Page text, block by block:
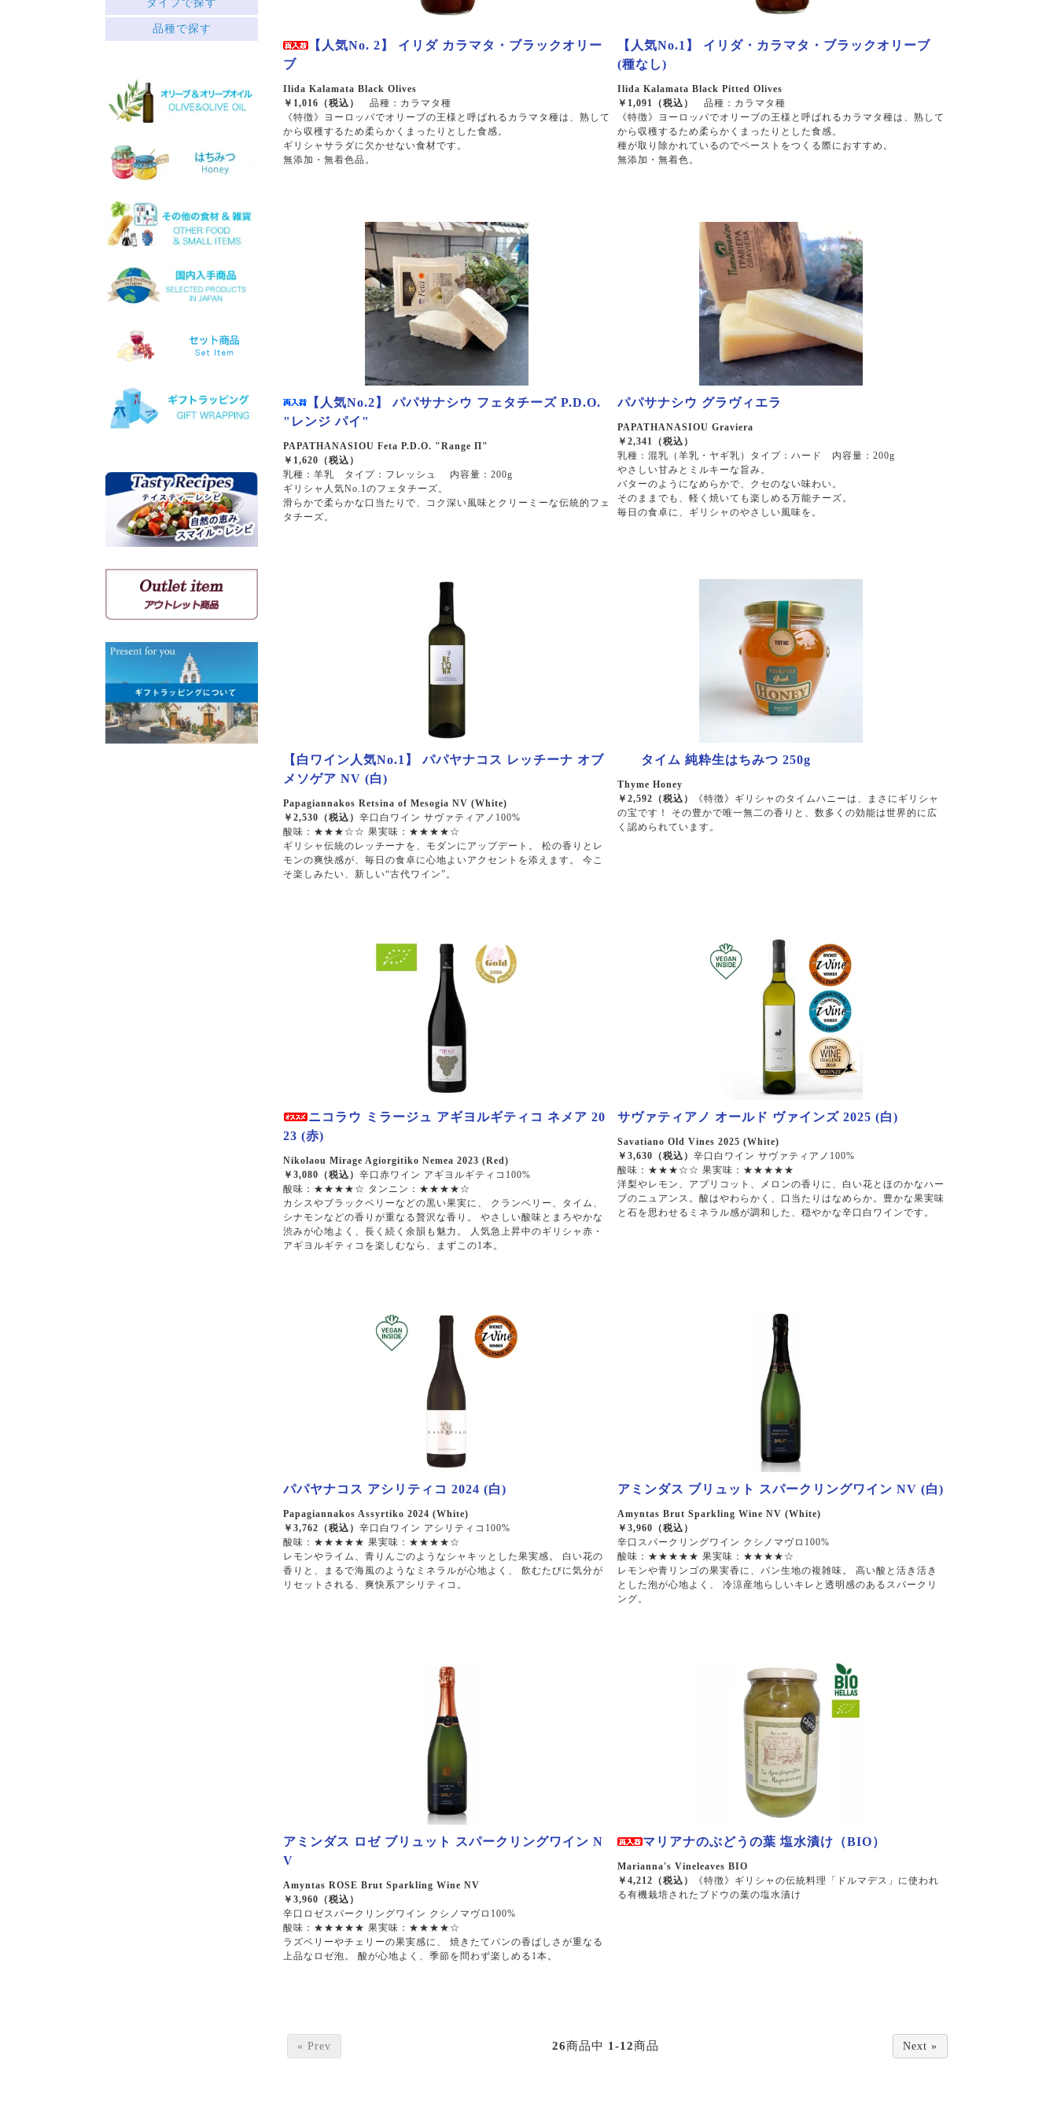
【人気No. 2】 イリダ カラマタ・ブラックオリー
ブ
Ilida Kalamata Black Olives
￥1,016（税込）
品種：カラマタ種
《特徴》ヨーロッパでオリーブの王様と呼ばれるカラマタ種は、熟して
から収穫するため柔らかくまったりとした食感。
ギリシャサラダに欠かせない食材です。
無添加・無着色品。
【人気No.1】 イリダ・カラマタ・ブラックオリーブ
(種なし)
Ilida Kalamata Black Pitted Olives
￥1,091（税込）
品種：カラマタ種
《特徴》ヨーロッパでオリーブの王様と呼ばれるカラマタ種は、熟して
から収穫するため柔らかくまったりとした食感。
種が取り除かれているのでペーストをつくる際におすすめ。
無添加・無着色。
【人気No.2】 パパサナシウ フェタチーズ P.D.O.
"レンジ パイ"
PAPATHANASIOU Feta P.D.O. "Range Π"
￥1,620（税込）
乳種：羊乳 タイプ：フレッシュ 内容量：200g
ギリシャ人気No.1のフェタチーズ。
滑らかで柔らかな口当たりで、コク深い風味とクリーミーな伝統的フェ
タチーズ。
パパサナシウ グラヴィエラ
PAPATHANASIOU Graviera
￥2,341（税込）
乳種：混乳（羊乳・ヤギ乳）タイプ：ハード 内容量：200g
やさしい甘みとミルキーな旨み。
バターのようになめらかで、クセのない味わい。
そのままでも、軽く焼いても楽しめる万能チーズ。
毎日の食卓に、ギリシャのやさしい風味を。
【白ワイン人気No.1】 パパヤナコス レッチーナ オブ
メソゲア NV (白)
Papagiannakos Retsina of Mesogia NV (White)
￥2,530（税込）辛口白ワイン サヴァティアノ100%
酸味：★★★☆☆ 果実味：★★★★☆
ギリシャ伝統のレッチーナを、モダンにアップデート。 松の香りとレ
モンの爽快感が、毎日の食卓に心地よいアクセントを添えます。 今こ
そ楽しみたい、新しい“古代ワイン”。
タイム 純粋生はちみつ 250g
Thyme Honey
￥2,592（税込）
《特徴》ギリシャのタイムハニーは、まさにギリシャ
の宝です！ その豊かで唯一無二の香りと、数多くの効能は世界的に広
く認められています。
ニコラウ ミラージュ アギヨルギティコ ネメア 20
23 (赤)
Nikolaou Mirage Agiorgitiko Nemea 2023 (Red)
￥3,080（税込）辛口赤ワイン アギヨルギティコ100%
酸味：★★★★☆ タンニン：★★★★☆
カシスやブラックベリーなどの黒い果実に、 クランベリー、タイム、
シナモンなどの香りが重なる贅沢な香り。 やさしい酸味とまろやかな
渋みが心地よく、長く続く余韻も魅力。 人気急上昇中のギリシャ赤・
アギヨルギティコを楽しむなら、まずこの1本。
サヴァティアノ オールド ヴァインズ 2025 (白)
Savatiano Old Vines 2025 (White)
￥3,630（税込） 辛口白ワイン サヴァティアノ100%
酸味：★★★☆☆ 果実味：★★★★★
洋梨やレモン、アプリコット、メロンの香りに、白い花とほのかなハー
ブのニュアンス。酸はやわらかく、口当たりはなめらか。豊かな果実味
と石を思わせるミネラル感が調和した、穏やかな辛口白ワインです。
パパヤナコス アシリティコ 2024 (白)
Papagiannakos Assyrtiko 2024 (White)
￥3,762（税込）辛口白ワイン アシリティコ100%
酸味：★★★★★ 果実味：★★★★☆
レモンやライム、青りんごのようなシャキッとした果実感。 白い花の
香りと、まるで海風のようなミネラルが心地よく、 飲むたびに気分が
リセットされる、爽快系アシリティコ。
アミンダス ブリュット スパークリングワイン NV (白)
Amyntas Brut Sparkling Wine NV (White)
￥3,960（税込）
辛口スパークリングワイン クシノマヴロ100%
酸味：★★★★★ 果実味：★★★★☆
レモンや青リンゴの果実香に、パン生地の複雑味。 高い酸と活き活き
とした泡が心地よく、 冷涼産地らしいキレと透明感のあるスパークリ
ング。
アミンダス ロゼ ブリュット スパークリングワイン N
V
Amyntas ROSE Brut Sparkling Wine NV
￥3,960（税込）
辛口ロゼスパークリングワイン クシノマヴロ100%
酸味：★★★★★ 果実味：★★★★☆
ラズベリーやチェリーの果実感に、 焼きたてパンの香ばしさが重なる
上品なロゼ泡。 酸が心地よく、季節を問わず楽しめる1本。
マリアナのぶどうの葉 塩水漬け（BIO）
Marianna's Vineleaves BIO
￥4,212（税込）
《特徴》ギリシャの伝統料理「ドルマデス」に使われ
る有機栽培されたブドウの葉の塩水漬け
« Prev Next »
26商品中 1-12商品
中央ギリシャ
ペロポネソス半島とイオニ
ア諸島
タイプで探す
赤
├ミディアムボディ
├リッチ
├フルーティー
スパークリング
デザート
ワインセット
品種で探す
サヴァティアノ
アシリティコ
マスカット
キドニツァ
ロボラ
ヴィディアノ
ヴィラナ
マスカットオブスピナ
ガイドゥリア
アイダニ
モスコフィレロ
ゲヴェルツトラミネール
ミュスカ・ブラン・ア・プ
ティ・グラン
クシノマブロ
アギヨルギティコ
マヴロ クンドゥラ オブ キ
ミ
マヴロダフニ
コチファリ
マンディラリ
リャティコ
マヴロトラガノ
リムニョナ
グルナッシュ
シラー
カベルネソーヴィニョン